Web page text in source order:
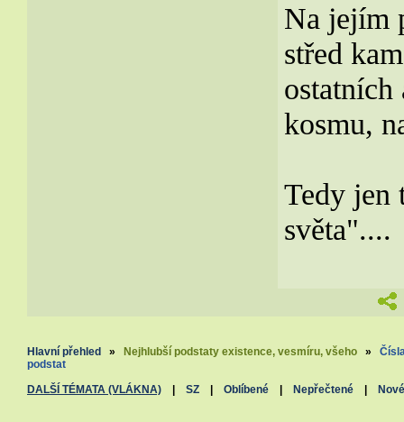
Na jejím
střed
ostatních
kosmu,
Tedy jen
světa"....
Hlavní přehled » Nejhlubší podstaty existence, vesmíru, všeho »
podstat
DALŠÍ TÉMATA (VLÁKNA)
SZ Oblíbené Nepřečtené Nové